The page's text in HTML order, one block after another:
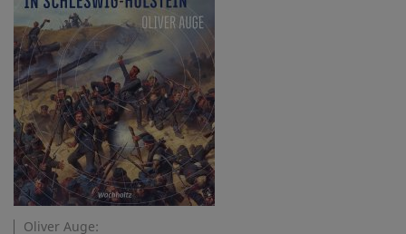
Oliver Auge: